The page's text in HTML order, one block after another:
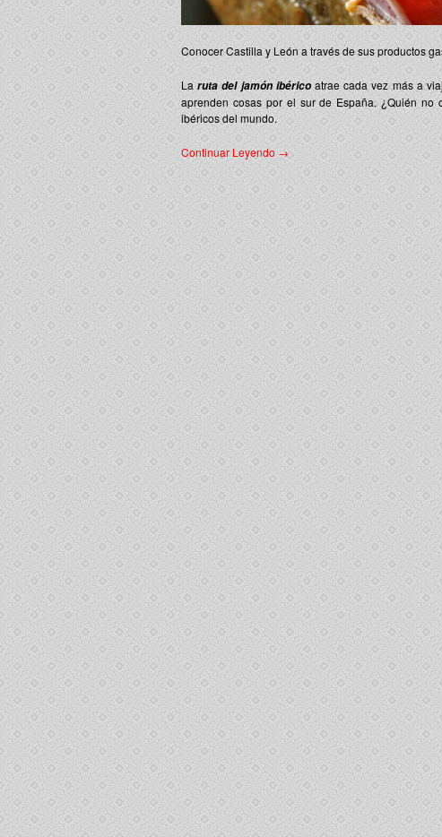
Conocer Castilla y León a través de sus productos
Laruta del jamón ibéricoatrae cada vez más a
aprenden cosas por el sur de España. ¿Quién
ibéricos del mundo.
Continuar Leyendo →